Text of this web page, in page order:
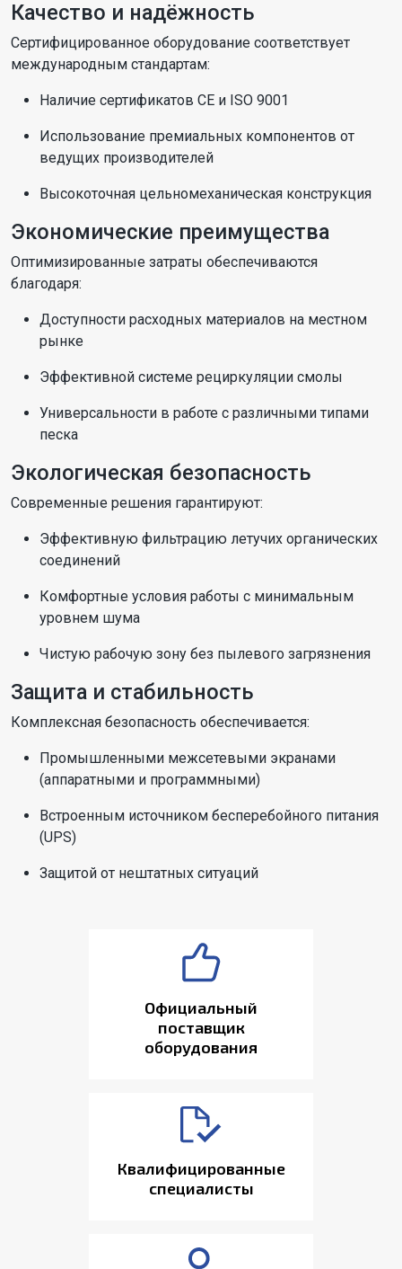
Качество и надёжность
Сертифицированное оборудование соответствует
международным стандартам:
Наличие сертификатов CE и ISO 9001
Использование премиальных компонентов от
ведущих производителей
Высокоточная цельномеханическая конструкция
Экономические преимущества
Оптимизированные затраты обеспечиваются
благодаря:
Доступности расходных материалов на местном
рынке
Эффективной системе рециркуляции смолы
Универсальности в работе с различными типами
песка
Экологическая безопасность
Современные решения гарантируют:
Эффективную фильтрацию летучих органических
соединений
Комфортные условия работы с минимальным
уровнем шума
Чистую рабочую зону без пылевого загрязнения
Защита и стабильность
Комплексная безопасность обеспечивается:
Промышленными межсетевыми экранами
(аппаратными и программными)
Встроенным источником бесперебойного питания
(UPS)
Защитой от нештатных ситуаций
Официальный
поставщик
оборудования
Квалифицированные
специалисты